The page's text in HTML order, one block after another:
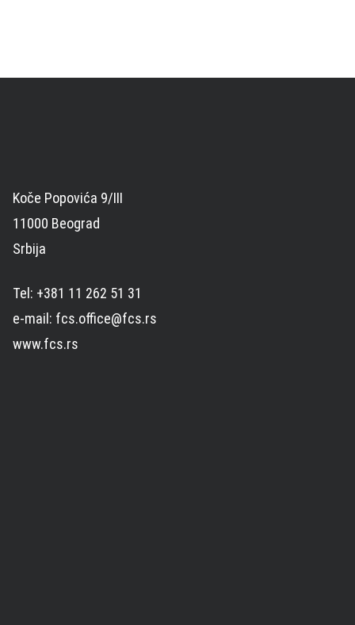
Koče Popovića 9/III
11000 Beograd
Srbija
Tel: +381 11 262 51 31
e-mail: fcs.office@fcs.rs
www.fcs.rs